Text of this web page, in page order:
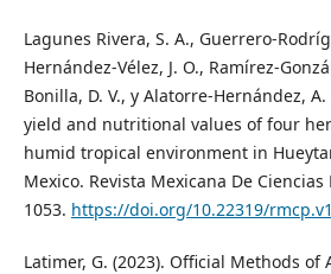
Lagunes Rivera, S. A., Guerrero-
Hernández-Vélez, J. O., Ramírez-
Bonilla, D. V., y Alatorre-Hernández,
yield and nutritional values of four
humid tropical environment in
Mexico. Revista Mexicana De Ciencias
1053. https://doi.org/10.22319/
Latimer, G. (2023). Official Methods of